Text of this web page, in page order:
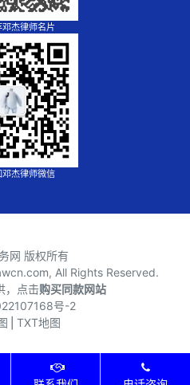
杰律师名片
邓杰律师微信
网 版权所有
All Rights Reserved.
，点击购买同款网站
号-2
TXT地图